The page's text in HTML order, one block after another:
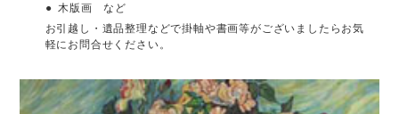
木版画 など
お引越し・遺品整理などで掛軸や書画等がございましたらお気
軽にお問合せください。